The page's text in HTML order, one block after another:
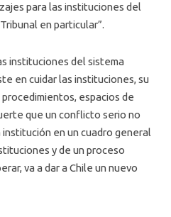
para las instituciones del
en particular”.
instituciones del sistema
en cuidar las instituciones, su
espacios de
que un conflicto serio no
en un cuadro general
y de un proceso
va a dar a Chile un nuevo